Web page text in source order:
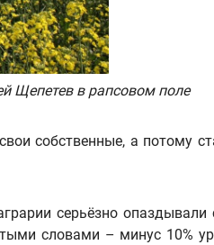
Щепетев в рапсовом поле
собственные, а потому
серьёзно
словами – минус 10%